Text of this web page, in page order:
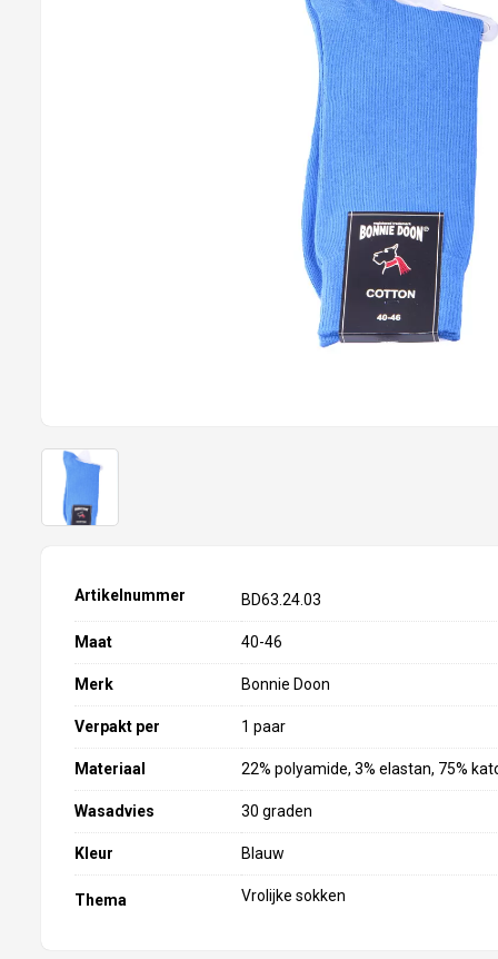
Artikelnummer BD63.24.03
Maat 40-46
Merk Bonnie Doon
Verpakt per 1 paar
Materiaal 22% polyamide, 3% elastan, 75%
Wasadvies 30 graden
Kleur Blauw
Thema Vrolijke sokken